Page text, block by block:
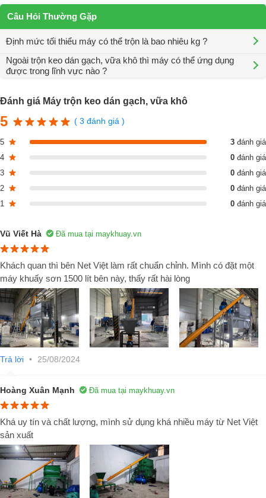
đều của sản phẩm sau khi trộn.
Những bộ phận cơ bản của máy trộn keo
dán gạch, vữa khô
Thùng trộn: máy trộn keo dán gạch, vữa khô. Là
lượng trộn phụ thuộc vào thể tích thùng trộn, hiện nay khối lượng trộn
phổ biến từ 1000kg - 5000kg/mẻ trộn.
Hệ thống cánh trộn:
của hỗn hợp vữa khô một cách nhanh nhất, tháo lắp dễ dàng thay thế
cánh trộn, hoặc xử lý sự cố.
Hệ thống cấp liệu:Là hệ thống cấp vật liệu từ mặt đất lên máy trộn
thông qua hệ thống băng tải, hoặc trục vít tải liệu
Tủ điện điều khiển : Hệ thống điều khiển giúp điều chỉnh quá trình
Câu Hỏi Thường Gặp
Định mức tối thiểu máy có thể trộn là bao nhiêu kg ?
Ngoài trộn keo dán gạch, vữa khô thì máy có thể ứng dụng
được trong lĩnh vực nào ?
Đánh giá Máy trộn keo dán gạch, vữa khô
5 ( 3 đánh giá )
5 3 đánh giá
4
0 đánh giá
3
0 đánh giá
2
0 đánh giá
1
0 đánh giá
Vũ Viết Hà Đã mua tại maykhuay.vn
Khách quan thì bên Net Việt làm rất chuẩn chỉnh. Mình có đặt một
máy khuấy sơn 1500 lít bên này, thấy rất hài lòng
Trả lời • 25/08/2024
Hoàng Xuân Mạnh Đã mua tại maykhuay.vn
Khá uy tín và chất lượng, mình sử dụng khá nhiều máy từ Net Việt
sản xuất